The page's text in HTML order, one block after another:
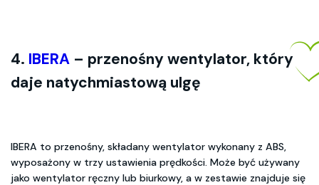
4. IBERA – przenośny wentylator, który
daje natychmiastową ulgę
IBERA to przenośny, składany wentylator wykonany z ABS,
wyposażony w trzy ustawienia prędkości. Może być używany
jako wentylator ręczny lub biurkowy, a w zestawie znajduje się